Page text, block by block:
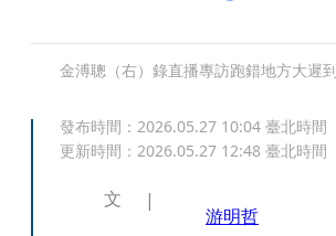
金溥聰（右）錄直播專訪跑錯地方大遲
發布時間： 2026.05.27 10:04 臺北時間
更新時間： 2026.05.27 12:48 臺北時間
文
游明哲